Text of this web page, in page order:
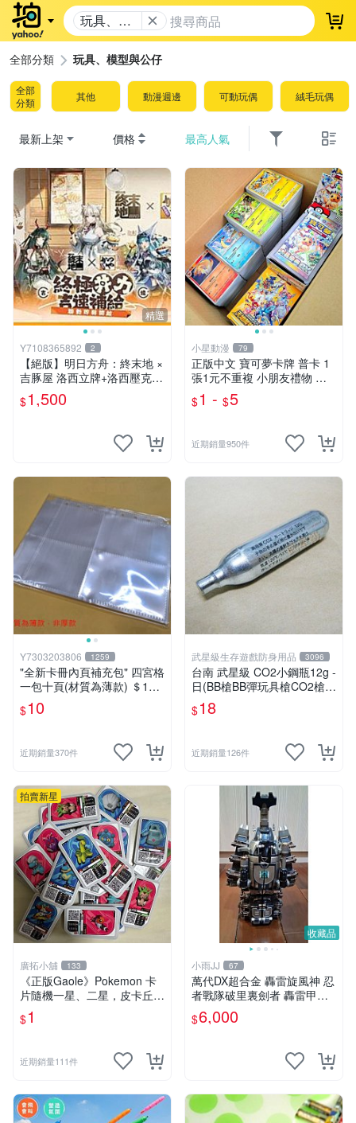
玩具、模
型與公仔
登
全部分類 玩具、模型與公仔
全部
分類
其他 動漫週邊 可動玩偶 絨毛玩偶
最新上架 價格 最高人氣
精選
Y7108365892 2
【絕版】明日方舟：終末地 ×
吉豚屋 洛西立牌+洛西壓克力
吊飾+洛西透卡
$1,500
小星動漫 79
正版中文 寶可夢卡牌 普卡 1
張1元不重複 小朋友禮物 補
習班獎勵 中文版 PTCG寶可
夢卡 官方現貨
$1 - $5
近期銷量950件
Y7303203806 1259
"全新卡冊內頁補充包" 四宮格
一包十頁(材質為薄款) ＄10
元 (下單最少十包)
$10
近期銷量370件
武星級生存遊戲防身用品 3096
台南 武星級 CO2小鋼瓶12g -
日(BB槍BB彈玩具槍CO2槍長
槍短槍模型槍壓縮氣瓶氮氣瓶
$18
近期銷量126件
拍賣新星
廣拓小舖 133
《正版Gaole》Pokemon 卡
片隨機一星、二星，皮卡丘、
小火龍、秒花種子、傑尼龜
$1
近期銷量111件
收藏品
小雨JJ 67
萬代DX超合金 轟雷旋風神 忍
者戰隊破里裏劍者 轟雷甲蟲
轟雷鍬形蟲 絕版稀有老物收
藏品
$6,000